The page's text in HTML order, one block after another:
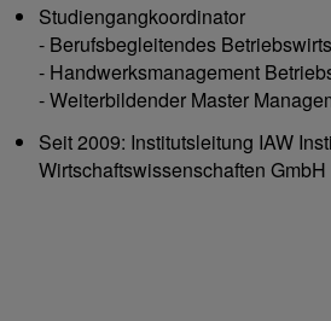
Studiengangkoordinator
- Berufsbegleitendes
- Handwerksmanagement
- Weiterbildender Master
Seit 2009: Institutsleitung IAW
Wirtschaftswissenschaften GmbH